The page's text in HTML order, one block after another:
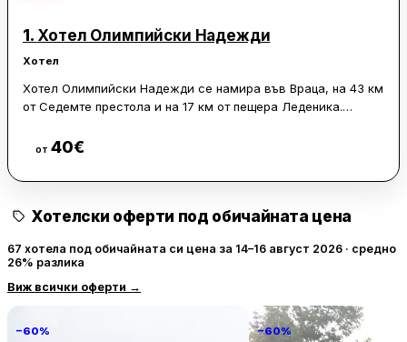
1. Хотел Олимпийски Надежди
Хотел
Хотел Олимпийски Надежди се намира във Враца, на 43 км
от Седемте престола и на 17 км от пещера Леденика.
градина.
Стаите са климатизирани и разполагат с безплатен WiFi и
телевизор със сателитни канали. Обектът е за непушачи.
Летище София е на 102 км от хотела.
от 40€
Хотелски оферти под обичайната цена
67 хотела под обичайната си цена за 14–16 август 2026 · средно
26% разлика
Виж всички оферти →
−60% −60%